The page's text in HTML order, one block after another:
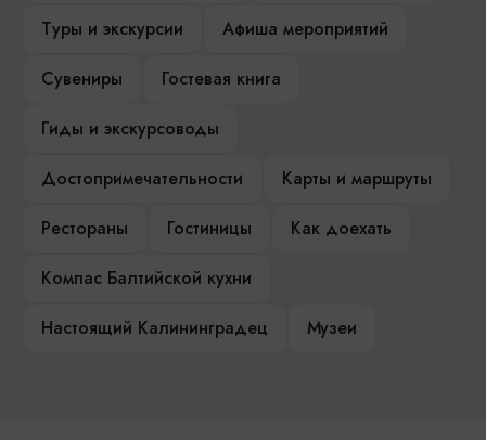
Туры и экскурсии
Афиша мероприятий
Сувениры
Гостевая книга
Гиды и экскурсоводы
Достопримечательности
Карты и маршруты
Рестораны
Гостиницы
Как доехать
Компас Балтийской кухни
Настоящий Калининградец
Музеи